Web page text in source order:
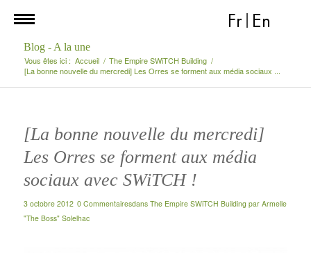
Fr En
Blog - A la une
Vous êtes ici : Accueil / The Empire SWiTCH Building /
[La bonne nouvelle du mercredi] Les Orres se forment aux média sociaux ...
[La bonne nouvelle du mercredi]
Les Orres se forment aux média
sociaux avec SWiTCH !
3 octobre 2012 0 Commentairesdans The Empire SWiTCH Building par Armelle
"The Boss" Solelhac